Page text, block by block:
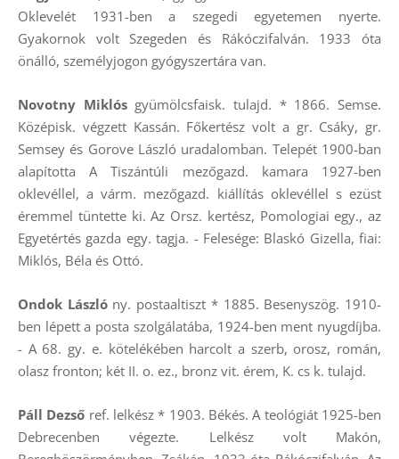
Oklevelét 1931-ben a szegedi egyetemen nyerte.
Gyakornok volt Szegeden és Rákóczifalván. 1933 óta
önálló, személyjogon gyógyszertára van.
Novotny Miklósgyümölcsfaisk. tulajd. * 1866. Semse.
Középisk. végzett Kassán. Főkertész volt a gr. Csáky, gr.
Semsey és Gorove László uradalomban. Telepét 1900-ban
alapította A Tiszántúli mezőgazd. kamara 1927-ben
oklevéllel, a várm. mezőgazd. kiállítás oklevéllel s ezüst
éremmel tüntette ki. Az Orsz. kertész, Pomologiai egy., az
Egyetértés gazda egy. tagja. - Felesége: Blaskó Gizella, fiai:
Miklós, Béla és Ottó.
Ondok Lászlóny. postaaltiszt * 1885. Besenyszög. 1910-
ben lépett a posta szolgálatába, 1924-ben ment nyugdíjba.
- A 68. gy. e. kötelékében harcolt a szerb, orosz, román,
olasz fronton; két II. o. ez., bronz vit. érem, K. cs k. tulajd.
Páll Dezső ref. lelkész * 1903. Békés. A teológiát 1925-ben
Debrecenben végezte. Lelkész volt Makón,